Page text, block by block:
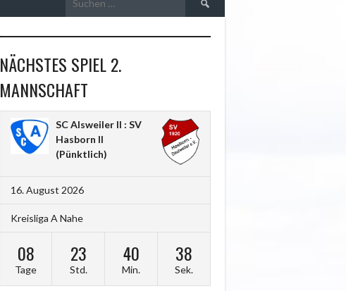
NÄCHSTES SPIEL 2.
MANNSCHAFT
SC Alsweiler II : SV
Hasborn II
(Pünktlich)
16. August 2026
Kreisliga A Nahe
08
Tage
23
Std.
40
Min.
36
Sek.